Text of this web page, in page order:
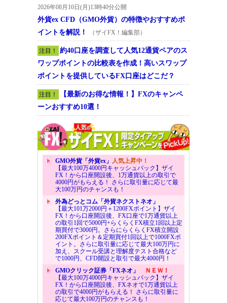
2026年08月10日(月)13時40分公開
外貨ex CFD（GMO外貨）の特徴やおすすめポ
イントを解説！
（ザイFX！編集部）
注目！
約40口座を調査して人気12通貨ペアのス
ワップポイントの比較表を作成！高いスワップ
ポイントを提供しているFX口座はどこだ？
注目！
【最新のお得な情報！】FXのキャンペ
ーンおすすめ10選！
GMO外貨「外貨ex」 人気上昇中！
【最大100万4000円キャッシュバック】ザイ
FX！から口座開設後、1万通貨以上の取引で
4000円がもらえる！ さらに取引量に応じて最
大100万円のチャンスも！
外為どっとコム「外貨ネクストネオ」
【最大101万2000円＋1200FXポイント】ザイ
FX！から口座開設後、FX口座で1万通貨以上
の取引1回で5000円+らくらくFX積立1回以上定
期買付で3000円。さらにらくらくFX積立開設
200FXポイント＆定期買付1回以上で1000FXポ
イント。さらに取引量に応じて最大100万円に
加え、スクール受講と理解度テスト合格など
で1000円、CFD開設と取引で最大4000円！
GMOクリック証券「FXネオ」
ＮＥＷ！
【最大100万4000円キャッシュバック】ザイ
FX！から口座開設後、FXネオで1万通貨以上
の取引で4000円がもらえる！ さらに取引量に
応じて最大100万円のチャンスも！